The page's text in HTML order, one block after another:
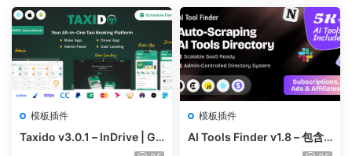
模板插件
Taxido v3.0.1 – InDrive | Gr
ab | Uber Clone | Taxi Book
模板插件
AI Tools Finder v1.8 – 包含
5000 多种工具、订阅、广告